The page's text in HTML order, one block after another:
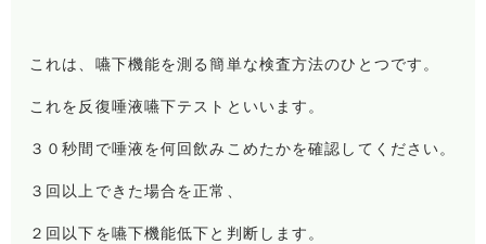
これは、嚥下機能を測る簡単な検査方法のひとつです。
これを反復唾液嚥下テストといいます。
３０秒間で唾液を何回飲みこめたかを確認してください。
３回以上できた場合を正常、
２回以下を嚥下機能低下と判断します。